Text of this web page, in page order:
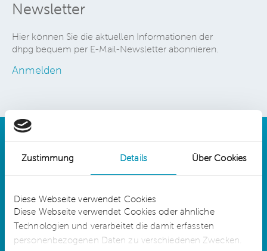
Zustimmung Details Über Cookies
Diese Webseite verwendet Cookies
Diese Webseite verwendet Cookies oder ähnliche
Technologien und verarbeitet die damit erfassten
personenbezogenen Daten zu verschiedenen Zwecken.
Newsletter
Hier können Sie die aktuellen Informationen der
dhpg bequem per E-Mail-Newsletter abonnieren.
Anmelden
dhpg is an independent network member of
CLA Global. See
CLAglobal.com/disclaimer